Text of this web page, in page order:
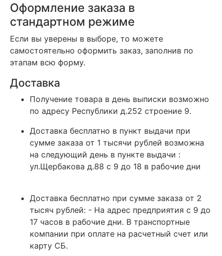
Оформление заказа в
стандартном режиме
Если вы уверены в выборе, то можете
самостоятельно оформить заказ, заполнив по
этапам всю форму.
Доставка
Получение товара в день выписки возможно
по адресу Республики д.252 строение 9.
Доставка бесплатно в пункт выдачи при
сумме заказа от 1 тысячи рублей возможна
на следующий день в пункте выдачи :
ул.Щербакова д.88 c 9 до 18 в рабочие дни
Доставка бесплатно при сумме заказа от 2
тысяч рублей: - На адрес предприятия с 9 до
17 часов в рабочие дни. В транспортные
компании при оплате на расчетный счет или
карту СБ.